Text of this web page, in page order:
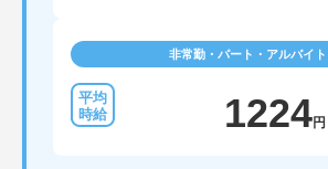
非常勤・パート・アルバイト
1224円